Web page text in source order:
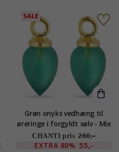
SALE
Grøn onyks vedhæng til
øreringe i forgyldt sølv - Mix
& Match
CHANTI pris 260,-
EXTRA 80% 55,-